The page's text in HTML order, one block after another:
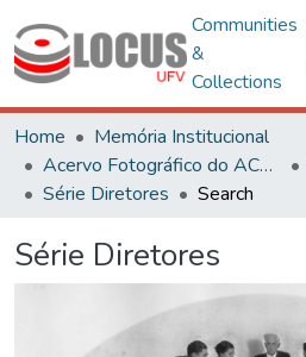
Communities
&
Collections
Home
Memória Institucional
Acervo Fotográfico do ACH-UFV
Série Diretores
Search
Série Diretores